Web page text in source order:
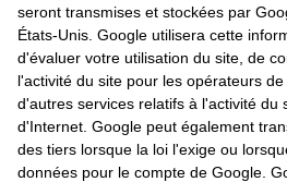
seront transmises et stockées par
États-Unis. Google utilisera cette
d'évaluer votre utilisation du site, de
l'activité du site pour les opérateurs
d'autres services relatifs à l'activité du
d'Internet. Google peut également
des tiers lorsque la loi l'exige ou
données pour le compte de Google.